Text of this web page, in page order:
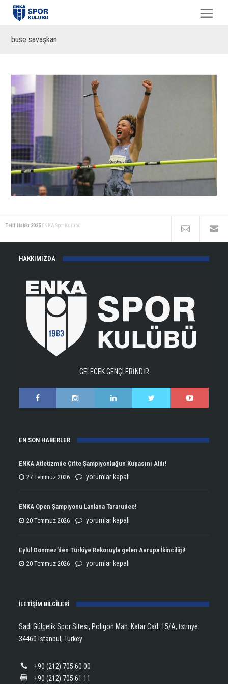
buse savaşkan
Telif Hakkı 2025 ENKA Spor Kulübü
HAKKIMIZDA
GELECEK GENÇLERİNDİR
EN SON HABERLER
ENKA Atletizmde Çifte Şampiyonluğun Kupasını Aldı!
27 Temmuz 2026
ENKA
Çifte
Şampiyonluğun
Aldı!
yorumlar kapalı
ENKA Open Şampiyonu Lanlana Tararudee!
20 Temmuz 2026
ENKA
Şampiyonu
Lanlana
yorumlar kapalı
Eylül Dönmez’den Türkiye Rekoruyla gelen Avrupa İkinciliği!
20 Temmuz 2026
Eylül
Rekoruyla
Avrupa
yorumlar kapalı
İLETİŞİM BİLGİLERİ
Sadi Gülçelik Spor Sitesi, Poligon Mah. Katar Cad. 15/A, İstinye
34460 Istanbul, Turkey
+90 (212) 705 60 00
+90 (212) 705 61 11